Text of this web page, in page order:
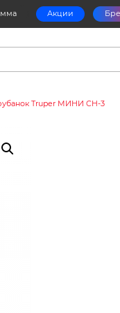
Акции
Truper МИНИ CH-3